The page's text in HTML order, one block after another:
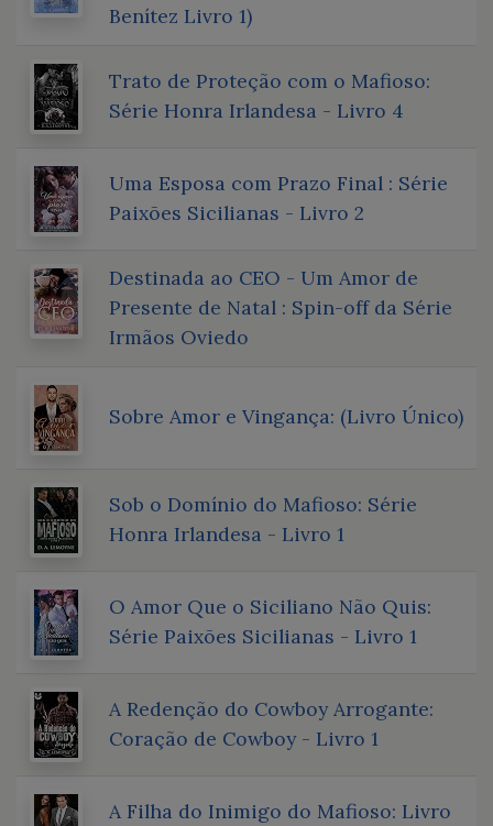
Benítez Livro 1)
Trato de Proteção com o Mafioso:
Série Honra Irlandesa - Livro 4
Uma Esposa com Prazo Final : Série
Paixões Sicilianas - Livro 2
Destinada ao CEO - Um Amor de
Presente de Natal : Spin-off da Série
Irmãos Oviedo
Sobre Amor e Vingança: (Livro Único)
Sob o Domínio do Mafioso: Série
Honra Irlandesa - Livro 1
O Amor Que o Siciliano Não Quis:
Série Paixões Sicilianas - Livro 1
A Redenção do Cowboy Arrogante:
Coração de Cowboy - Livro 1
A Filha do Inimigo do Mafioso: Livro